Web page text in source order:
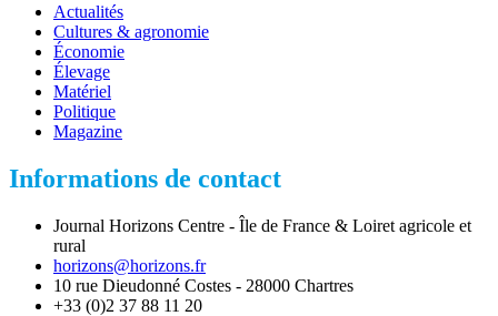
Actualités
Cultures & agronomie
Économie
Élevage
Matériel
Politique
Magazine
Informations de contact
Journal Horizons Centre - Île de France & Loiret agricole et
rural
horizons@horizons.fr
10 rue Dieudonné Costes - 28000 Chartres
+33 (0)2 37 88 11 20